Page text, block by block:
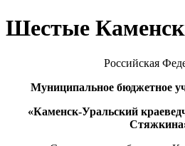
Шестые
Российская
Муниципальное бюджетное
«Каменск-Уральский